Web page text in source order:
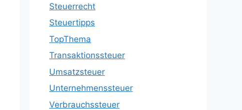
Steuerrecht
Steuertipps
TopThema
Transaktionssteuer
Umsatzsteuer
Unternehmenssteuer
Verbrauchssteuer